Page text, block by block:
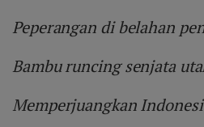
Peperangan di belahan
Bambu runcing senjata
Memperjuangkan